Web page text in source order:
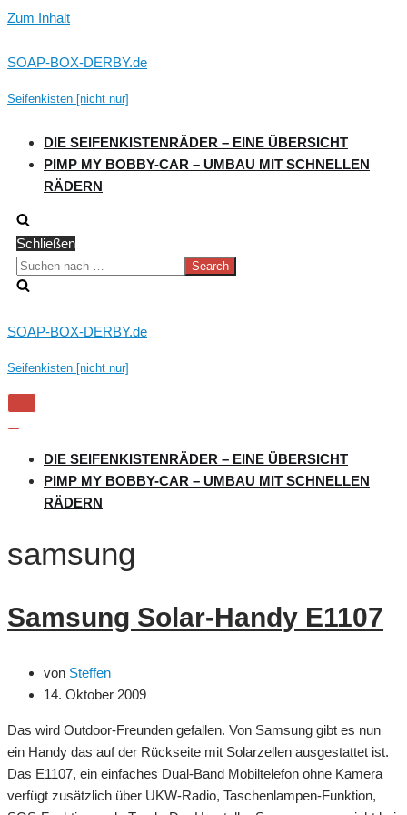
Zum Inhalt
SOAP-BOX-DERBY.de
Seifenkisten [nicht nur]
DIE SEIFENKISTENRÄDER – EINE ÜBERSICHT
PIMP MY BOBBY-CAR – UMBAU MIT SCHNELLEN
RÄDERN
Schließen
Suchen
nach …
SOAP-BOX-DERBY.de
Seifenkisten [nicht nur]
Navigation
DIE SEIFENKISTENRÄDER – EINE ÜBERSICHT
PIMP MY BOBBY-CAR – UMBAU MIT SCHNELLEN
RÄDERN
samsung
Samsung Solar-Handy E1107
von Steffen
14. Oktober 2009
Das wird Outdoor-Freunden gefallen. Von Samsung gibt es nun
ein Handy das auf der Rückseite mit Solarzellen ausgestattet ist.
Das E1107, ein einfaches Dual-Band Mobiltelefon ohne Kamera
verfügt zusätzlich über UKW-Radio, Taschenlampen-Funktion,